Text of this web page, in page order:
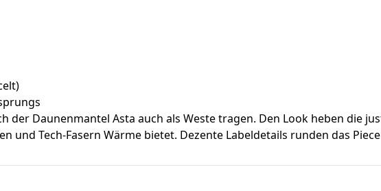
der Daunenmantel Asta auch als Weste tragen. Den Look heben die
und Tech-Fasern Wärme bietet. Dezente Labeldetails runden das